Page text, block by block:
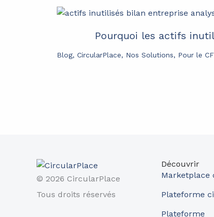
Pourquoi les actifs
Blog, CircularPlace, Nos Solutions, Pour le
© 2026 CircularPlace
Tous droits réservés
Découvrir
Marketplace
Plateforme
Plateforme